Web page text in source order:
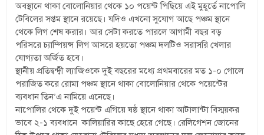
অবস্থানে থাকা বোলোনিয়ার থেকে ১০ পয়েন্ট পিছিয়ে এই মুহূর্তে নাপোলি
টেবিলের সপ্তম স্থানে রয়েছে। যদিও এখনো সুযোগ আছে পঞ্চম স্থানে
থেকে লিগ শেষ করার। আর সেটা করতে পারলে আগামী বছর বড়
পরিসরে চ্যাম্পিয়ন্স লিগ আসরে হয়তো পঞ্চম দলটিও সরাসরি খেলার
যোগ্যতা অর্জিত হবে।
স্থানীয় প্রতিদ্বন্দ্বী ল্যাজিওকে দুই বছরের মধ্যে প্রথমবারের মত ১-০ গোলে
পরাজিত করে রোমা পঞ্চম স্থানে থাকা বোলোনিয়ার থেকে পয়েন্টের
ব্যবধান তিন’এ নামিয়ে এনেছে।
নাপোলির থেকে দুই পয়েন্ট এগিয়ে ষষ্ঠ স্থানে থাকা আটালান্টা বিস্ময়কর
ভাবে ২-১ ব্যবধানে কালিয়ারির কাছে হেরে গেছে। রেলিগেশন জোনের